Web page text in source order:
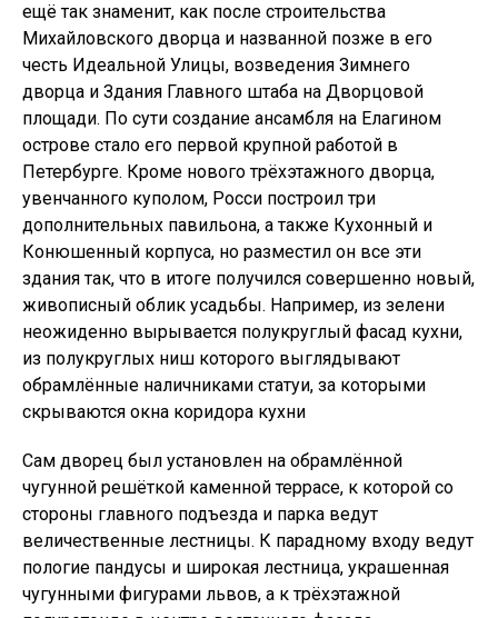
ещё так знаменит, как после строительства
Михайловского дворца и названной позже в его
честь Идеальной Улицы, возведения Зимнего
дворца и Здания Главного штаба на Дворцовой
площади. По сути создание ансамбля на Елагином
острове стало его первой крупной работой в
Петербурге. Кроме нового трёхэтажного дворца,
увенчанного куполом, Росси построил три
дополнительных павильона, а также Кухонный и
Конюшенный корпуса, но разместил он все эти
здания так, что в итоге получился совершенно новый,
живописный облик усадьбы. Например, из зелени
неожиденно вырывается полукруглый фасад кухни,
из полукруглых ниш которого выглядывают
обрамлённые наличниками статуи, за которыми
скрываются окна коридора кухни
Сам дворец был установлен на обрамлённой
чугунной решёткой каменной террасе, к которой со
стороны главного подъезда и парка ведут
величественные лестницы. К парадному входу ведут
пологие пандусы и широкая лестница, украшенная
чугунными фигурами львов, а к трёхэтажной